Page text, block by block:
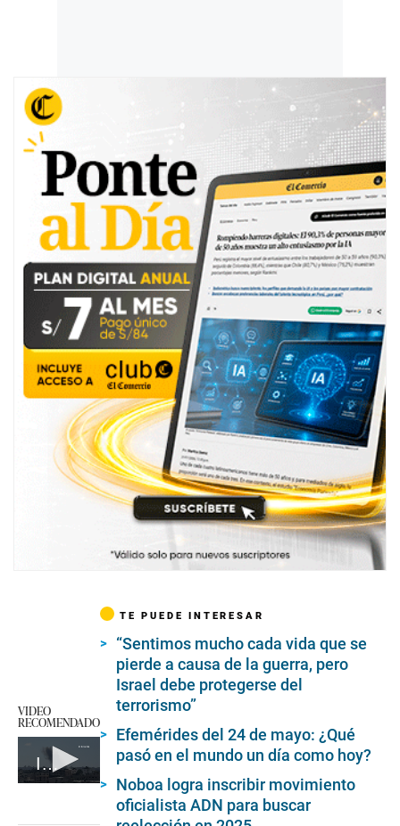
VIDEO
RECOMENDADO
Irán lanza un ataque con drones contra Israel
TE PUEDE INTERESAR
“Sentimos mucho cada vida que se
pierde a causa de la guerra, pero
Israel debe protegerse del
terrorismo”
Efemérides del 24 de mayo: ¿Qué
pasó en el mundo un día como hoy?
Noboa logra inscribir movimiento
oficialista ADN para buscar